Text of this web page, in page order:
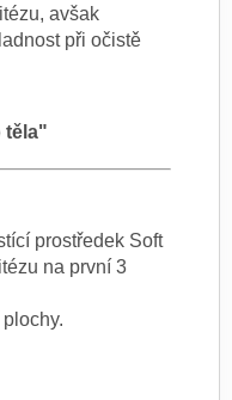
avšak
při očistě
těla"
prostředek Soft
na první 3